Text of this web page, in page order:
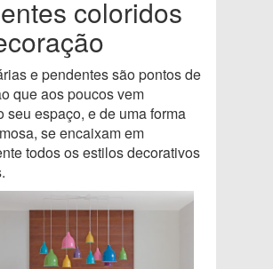
coloridos
e pendentes são pontos de
que aos poucos vem
seu espaço, e de uma forma
se encaixam em
todos os estilos decorativos